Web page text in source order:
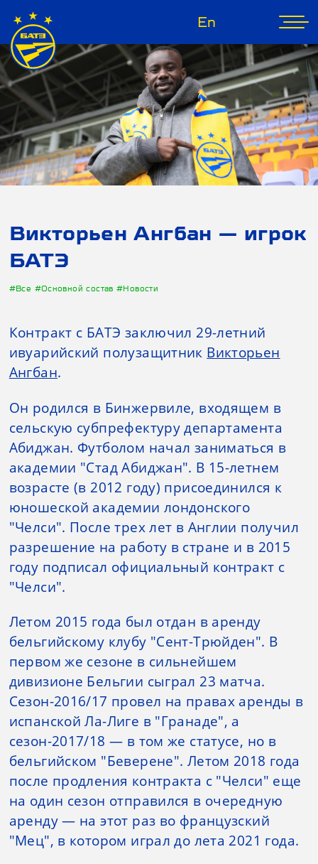
En
Викторьен Ангбан — игрок
БАТЭ
#Все #Основной состав#Новости
Контракт с БАТЭ заключил 29-летний
ивуарийский полузащитник Викторьен
Ангбан.
Он родился в Бинжервиле, входящем в
сельскую субпрефектуру департамента
Абиджан. Футболом начал заниматься в
академии "Стад Абиджан". В 15-летнем
возрасте (в 2012 году) присоединился к
юношеской академии лондонского
"Челси". После трех лет в Англии получил
разрешение на работу в стране и в 2015
году подписал официальный контракт с
"Челси".
Летом 2015 года был отдан в аренду
бельгийскому клубу "Сент-Трюйден". В
первом же сезоне в сильнейшем
дивизионе Бельгии сыграл 23 матча.
Сезон-2016/17 провел на правах аренды в
испанской Ла-Лиге в "Гранаде", а
сезон-2017/18 — в том же статусе, но в
бельгийском "Беверене". Летом 2018 года
после продления контракта с "Челси" еще
на один сезон отправился в очередную
аренду — на этот раз во французский
"Мец", в котором играл до лета 2021 года.